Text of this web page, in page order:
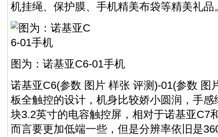
机挂绳、保护膜、手机精美布袋等精美礼品
图为：诺基亚C6-01手机
诺基亚C6(参数 图片 样张 评测)-01(参数 图
板全触控的设计，机身比较娇小圆润，手
块3.2英寸的电容触控屏，相对于诺基亚C7
而言要更加低端一些，但是分辨率依旧是